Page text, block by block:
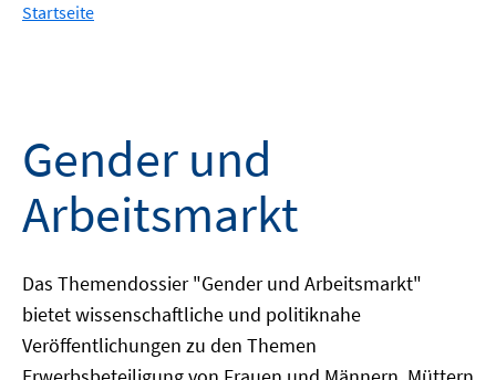
Startseite
Gender und
Arbeitsmarkt
Das Themendossier "Gender und Arbeitsmarkt"
bietet wissenschaftliche und politiknahe
Veröffentlichungen zu den Themen